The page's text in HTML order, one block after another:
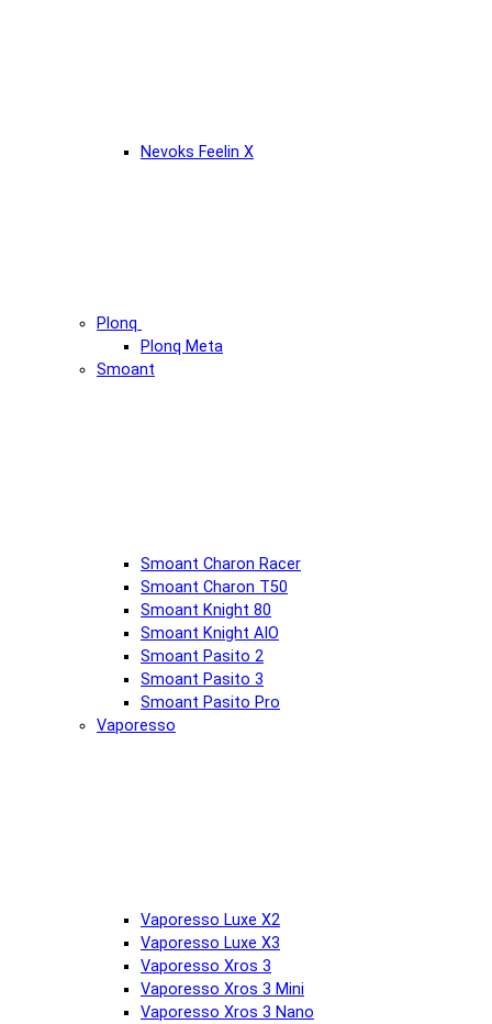
Nevoks Feelin X
Plonq
Plonq Meta
Smoant
Smoant Charon Racer
Smoant Charon T50
Smoant Knight 80
Smoant Knight AIO
Smoant Pasito 2
Smoant Pasito 3
Smoant Pasito Pro
Vaporesso
Vaporesso Luxe X2
Vaporesso Luxe X3
Vaporesso Xros 3
Vaporesso Xros 3 Mini
Vaporesso Xros 3 Nano